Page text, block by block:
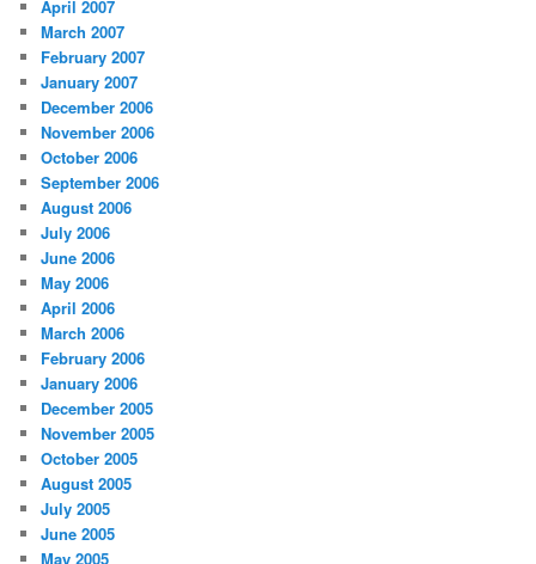
April 2007
March 2007
February 2007
January 2007
December 2006
November 2006
October 2006
September 2006
August 2006
July 2006
June 2006
May 2006
April 2006
March 2006
February 2006
January 2006
December 2005
November 2005
October 2005
August 2005
July 2005
June 2005
May 2005